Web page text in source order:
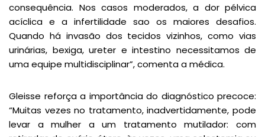
consequência. Nos casos moderados, a dor pélvica
acíclica e a infertilidade sao os maiores desafios.
Quando há invasão dos tecidos vizinhos, como vias
urinárias, bexiga, ureter e intestino necessitamos de
uma equipe multidisciplinar”, comenta a médica.
Gleisse reforça a importância do diagnóstico precoce:
“Muitas vezes no tratamento, inadvertidamente, pode
levar a mulher a um tratamento mutilador: com